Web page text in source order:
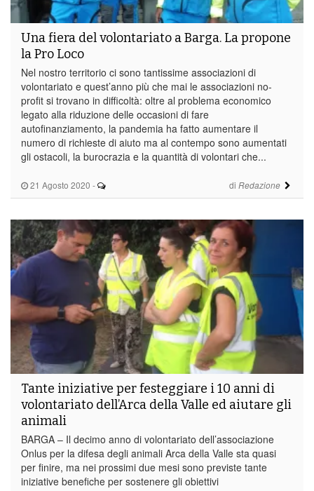
21 Agosto 2020 - di Redazione
Una fiera del volontariato a Barga. La propone
la Pro Loco
Nel nostro territorio ci sono tantissime associazioni di
volontariato e quest’anno più che mai le associazioni no-
profit si trovano in difficoltà: oltre al problema economico
legato alla riduzione delle occasioni di fare
autofinanziamento, la pandemia ha fatto aumentare il
numero di richieste di aiuto ma al contempo sono aumentati
gli ostacoli, la burocrazia e la quantità di volontari che...
Tante iniziative per festeggiare i 10 anni di
volontariato dell’Arca della Valle ed aiutare gli
animali
BARGA – Il decimo anno di volontariato dell’associazione
Onlus per la difesa degli animali Arca della Valle sta quasi
per finire, ma nei prossimi due mesi sono previste tante
iniziative benefiche per sostenere gli obiettivi